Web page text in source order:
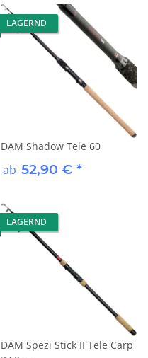
LAGERND
DAM Shadow Tele 60
ab 52,90 € *
LAGERND
DAM Spezi Stick II Tele Carp